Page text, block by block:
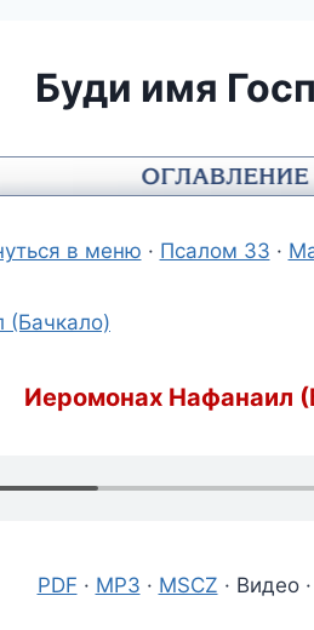
Буди имя
в меню · Псалом 33 ·
Иеромонах Нафанаил
PDF · MP3 · MSCZ · Видео ·